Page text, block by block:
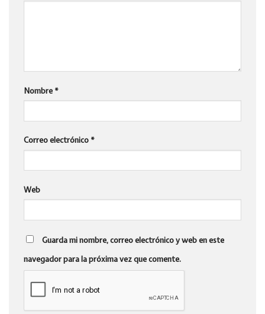
Nombre *
Correo electrónico *
Web
Guarda mi nombre, correo electrónico y web en este
navegador para la próxima vez que comente.